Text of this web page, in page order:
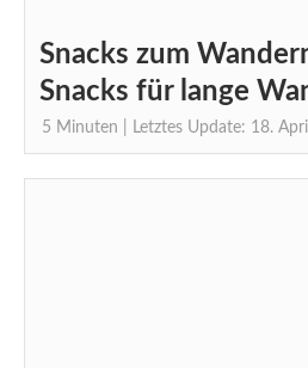
Snacks zum
Snacks für lange
5 Minuten | Letztes Update: 18.